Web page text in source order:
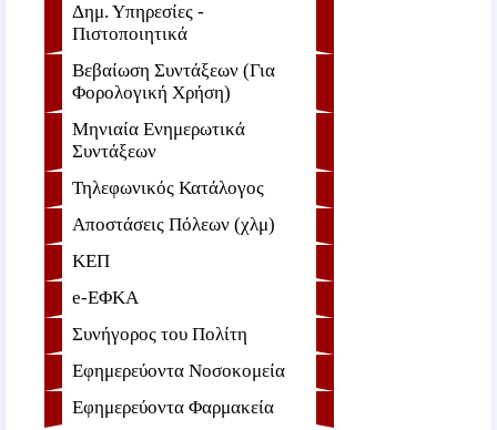
Δημ. Υπηρεσίες -
Πιστοποιητικά
Βεβαίωση Συντάξεων (Για
Φορολογική Χρήση)
Μηνιαία Ενημερωτικά
Συντάξεων
Τηλεφωνικός Κατάλογος
Αποστάσεις Πόλεων (χλμ)
ΚΕΠ
e-ΕΦKA
Συνήγορος του Πολίτη
Εφημερεύοντα Νοσοκομεία
Εφημερεύοντα Φαρμακεία